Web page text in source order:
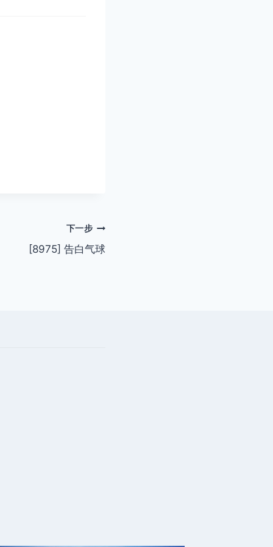
下一步
[8975] 告白气球